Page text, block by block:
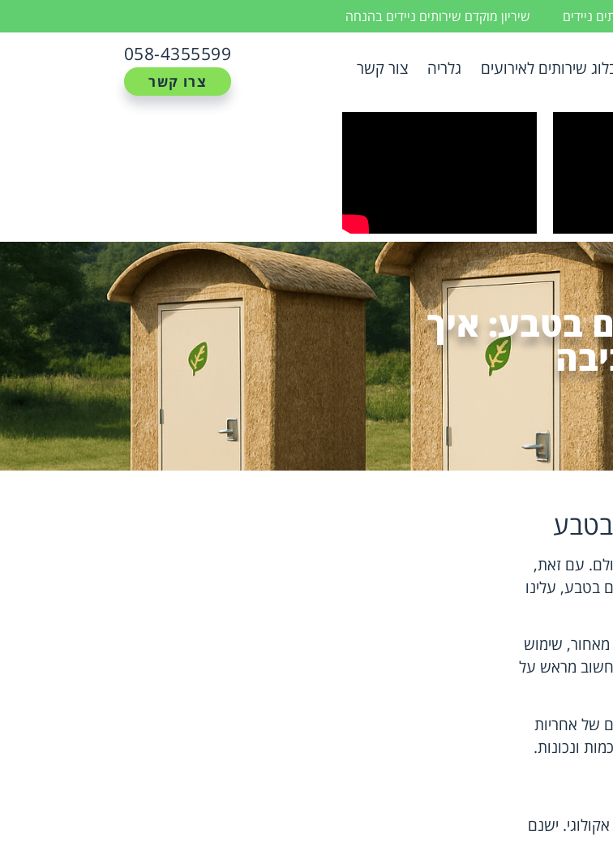
ניידים שיריון מוקדם שירותים ניידים בהנחה
שירותים לאירועים גלריה צור קשר
058-4355599
צרו קשר
בטבע: איך
עם זאת,
בטבע, עלינו
שימוש
מראש על
של אחריות
ונכונות.
ישנם